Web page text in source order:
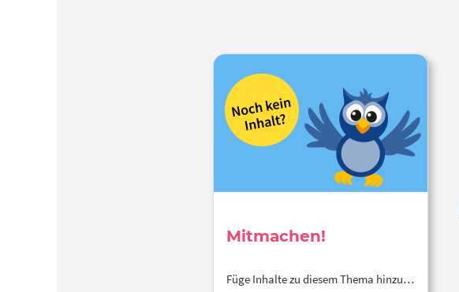
Mitmachen!
Füge Inhalte zu diesem Thema hinzu…